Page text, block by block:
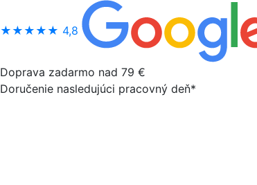
★★★★★ 4,8
Doprava zadarmo nad 79 €
Doručenie nasledujúci pracovný deň*